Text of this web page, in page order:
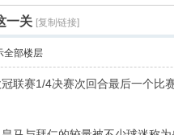
一关 [复制链接]
全部楼层
联赛1/4决赛次回合最后一个